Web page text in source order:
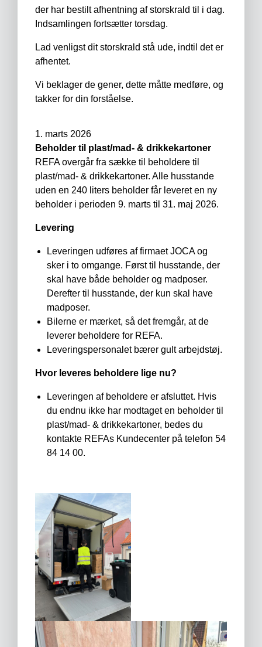
der har bestilt afhentning af storskrald til i dag.
Indsamlingen fortsætter torsdag.
Lad venligst dit storskrald stå ude, indtil det er
afhentet.
Vi beklager de gener, dette måtte medføre, og
takker for din forståelse.
1. marts 2026
Beholder til plast/mad- & drikkekartoner
REFA overgår fra sække til beholdere til
plast/mad- & drikkekartoner. Alle husstande
uden en 240 liters beholder får leveret en ny
beholder i perioden 9. marts til 31. maj 2026.
Levering
Leveringen udføres af firmaet JOCA og
sker i to omgange. Først til husstande, der
skal have både beholder og madposer.
Derefter til husstande, der kun skal have
madposer.
Bilerne er mærket, så det fremgår, at de
leverer beholdere for REFA.
Leveringspersonalet bærer gult arbejdstøj.
Hvor leveres beholdere lige nu?
Leveringen af beholdere er afsluttet. Hvis
du endnu ikke har modtaget en beholder til
plast/mad- & drikkekartoner, bedes du
kontakte REFAs Kundecenter på telefon 54
84 14 00.